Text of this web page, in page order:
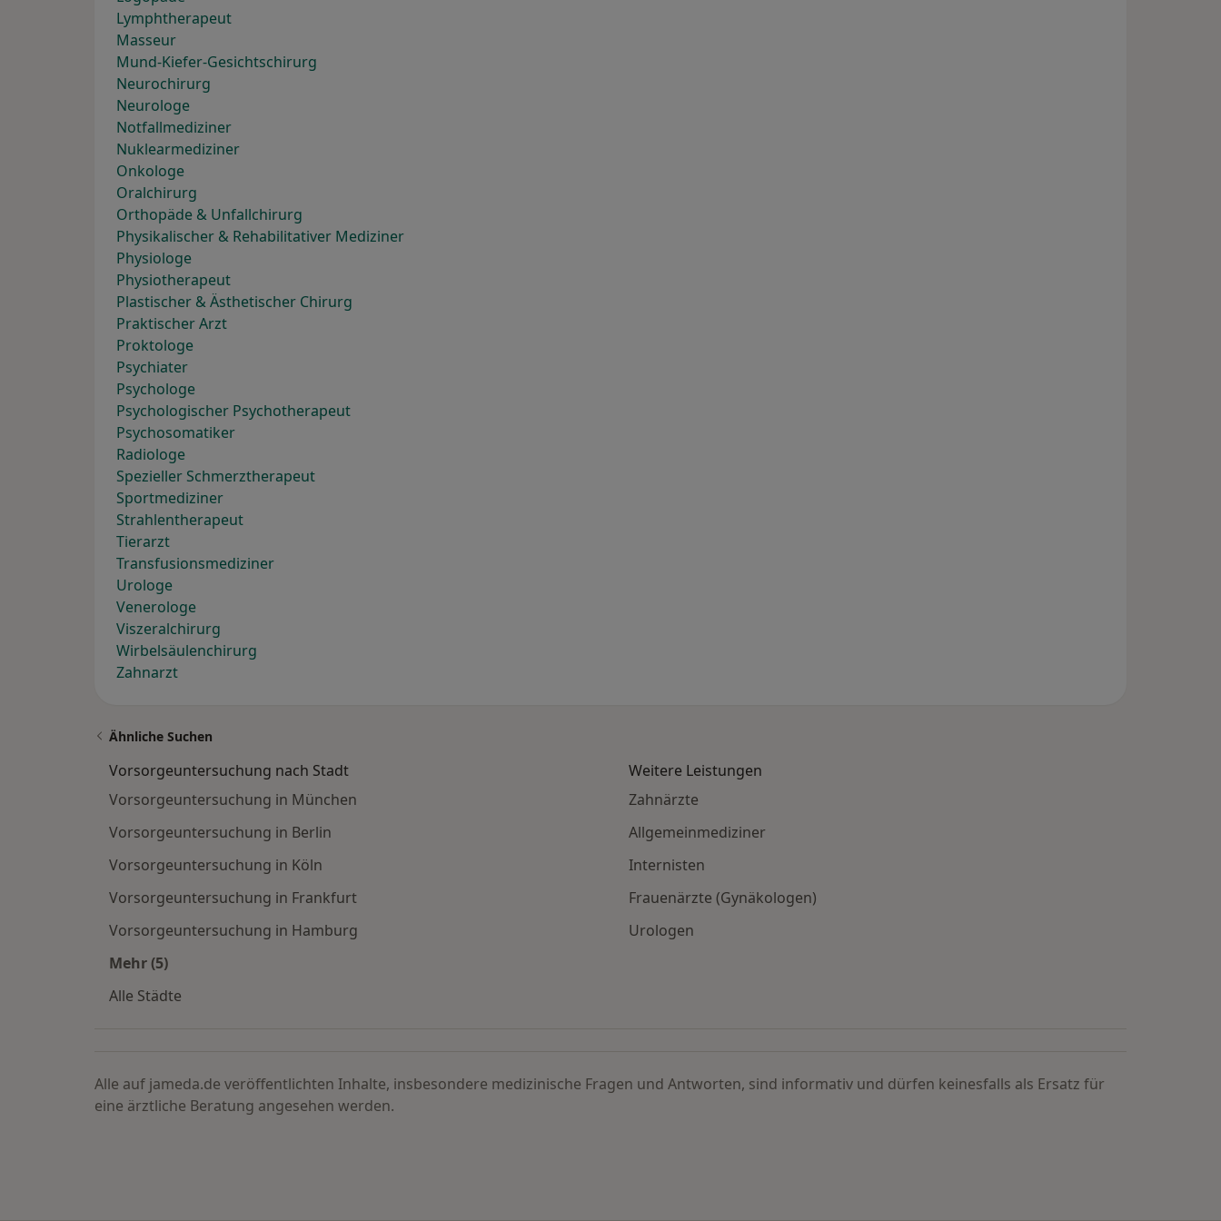
Lymphtherapeut
Masseur
Mund-Kiefer-Gesichtschirurg
Neurochirurg
Neurologe
Notfallmediziner
Nuklearmediziner
Onkologe
Oralchirurg
Orthopäde & Unfallchirurg
Physikalischer & Rehabilitativer Mediziner
Physiologe
Physiotherapeut
Plastischer & Ästhetischer Chirurg
Praktischer Arzt
Proktologe
Psychiater
Psychologe
Psychologischer Psychotherapeut
Psychosomatiker
Radiologe
Spezieller Schmerztherapeut
Sportmediziner
Strahlentherapeut
Tierarzt
Transfusionsmediziner
Urologe
Venerologe
Viszeralchirurg
Wirbelsäulenchirurg
Zahnarzt
Ähnliche Suchen
Vorsorgeuntersuchung nach Stadt
Vorsorgeuntersuchung in München
Vorsorgeuntersuchung in Berlin
Vorsorgeuntersuchung in Köln
Vorsorgeuntersuchung in Frankfurt
Vorsorgeuntersuchung in Hamburg
Mehr (5)
Alle Städte
Weitere Leistungen
Zahnärzte
Allgemeinmediziner
Internisten
Frauenärzte (Gynäkologen)
Urologen
Alle auf jameda.de veröffentlichten Inhalte, insbesondere medizinische Fragen und Antworten, sind informativ und dürfen keinesfalls als Ersatz für
eine ärztliche Beratung angesehen werden.